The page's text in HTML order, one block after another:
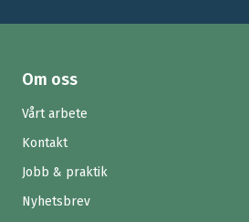
Om oss
Vårt arbete
Kontakt
Jobb & praktik
Nyhetsbrev